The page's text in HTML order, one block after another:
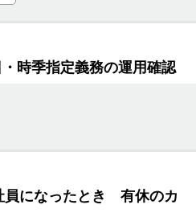
時季指定義務の運用確認
になったとき 有休のカ